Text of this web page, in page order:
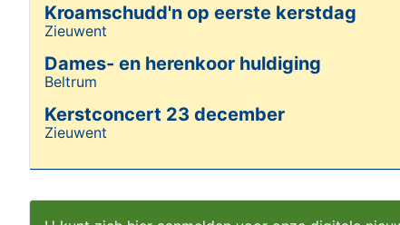
Kroamschudd'n op eerste kerstdag
Details
Zieuwent
Dames- en herenkoor huldiging
Details
Beltrum
Kerstconcert 23 december
Details
Zieuwent